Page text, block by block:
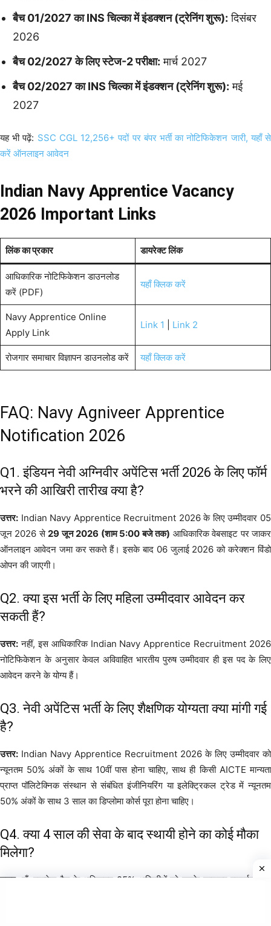
बैच 01/2027 का INS चिल्का में इंडक्शन (ट्रेनिंग शुरू): दिसंबर
2026
बैच 02/2027 के लिए स्टेज-2 परीक्षा: मार्च 2027
बैच 02/2027 का INS चिल्का में इंडक्शन (ट्रेनिंग शुरू): मई
2027
यह भी पढ़ें: SSC CGL 12,256+ पदों पर बंपर भर्ती का नोटिफिकेशन जारी, यहाँ से
करें ऑनलाइन आवेदन
Indian Navy Apprentice Vacancy
2026 Important Links
लिंक का प्रकार डायरेक्ट लिंक
आधिकारिक नोटिफिकेशन डाउनलोड
करें (PDF)
यहाँ क्लिक करें
Navy Apprentice Online
Apply Link
Link 1 Link 2
रोजगार समाचार विज्ञापन डाउनलोड करें यहाँ क्लिक करें
FAQ: Navy Agniveer Apprentice
Notification 2026
Q1. इंडियन नेवी अग्निवीर अपेंटिस भर्ती 2026 के लिए फॉर्म
भरने की आखिरी तारीख क्या है?
उत्तर: Indian Navy Apprentice Recruitment 2026 के लिए उम्मीदवार 05
जून 2026 से29 जून 2026 (शाम 5:00 बजे तक) आधिकारिक वेबसाइट पर जाकर
ऑनलाइन आवेदन जमा कर सकते हैं। इसके बाद 06 जुलाई 2026 को करेक्शन विंडो
ओपन की जाएगी।
Q2. क्या इस भर्ती के लिए महिला उम्मीदवार आवेदन कर
सकती हैं?
उत्तर: नहीं, इस आधिकारिक Indian Navy Apprentice Recruitment 2026
नोटिफिकेशन के अनुसार केवल अविवाहित भारतीय पुरुष उम्मीदवार ही इस पद के लिए
आवेदन करने के योग्य हैं।
Q3. नेवी अपेंटिस भर्ती के लिए शैक्षणिक योग्यता क्या मांगी गई
है?
उत्तर: Indian Navy Apprentice Recruitment 2026 के लिए उम्मीदवार को
न्यूनतम 50% अंकों के साथ 10वीं पास होना चाहिए, साथ ही किसी AICTE मान्यता
प्राप्त पॉलिटेक्निक संस्थान से संबंधित इंजीनियरिंग या इलेक्ट्रिकल ट्रेड में न्यूनतम
50% अंकों के साथ 3 साल का डिप्लोमा कोर्स पूरा होना चाहिए।
Q4. क्या 4 साल की सेवा के बाद स्थायी होने का कोई मौका
मिलेगा?
उत्तर: हाँ, प्रत्येक बैच के अधिकतम 25% अग्निवीरों को उनके शानदार प्रदर्शन और